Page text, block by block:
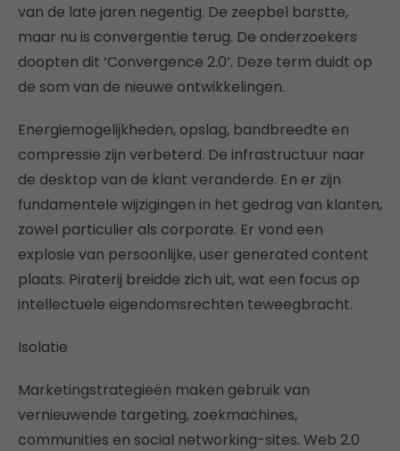
van de late jaren negentig. De zeepbel barstte,
maar nu is convergentie terug. De onderzoekers
doopten dit ‘Convergence 2.0’. Deze term duidt op
de som van de nieuwe ontwikkelingen.
Energiemogelijkheden, opslag, bandbreedte en
compressie zijn verbeterd. De infrastructuur naar
de desktop van de klant veranderde. En er zijn
fundamentele wijzigingen in het gedrag van klanten,
zowel particulier als corporate. Er vond een
explosie van persoonlijke, user generated content
plaats. Piraterij breidde zich uit, wat een focus op
intellectuele eigendomsrechten teweegbracht.
Isolatie
Marketingstrategieën maken gebruik van
vernieuwende targeting, zoekmachines,
communities en social networking-sites. Web 2.0